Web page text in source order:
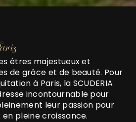
êtres majestueux et
de grâce et de beauté. Pour
à Paris, la SCUDERIA
incontournable pour
leur passion pour
pleine croissance.